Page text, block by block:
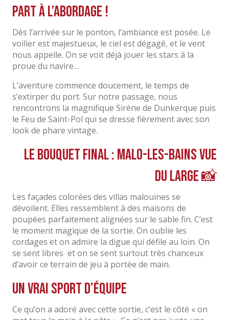
part à l’abordage !
Dès l’arrivée sur le ponton, l’ambiance est posée. Le
voilier est majestueux, le ciel est dégagé, et le vent
nous appelle. On se voit déjà jouer les stars à la
proue du navire…
L’aventure commence doucement, le temps de
s’extirper du port. Sur notre passage, nous
rencontrons la magnifique Sirène de Dunkerque puis
le Feu de Saint-Pol qui se dresse fièrement avec son
look de phare vintage.
Le bouquet final : Malo-les-Bains vue
du large 📸
Les façades colorées des villas malouines se
dévoilent. Elles ressemblent à des maisons de
poupées parfaitement alignées sur le sable fin. C’est
le moment magique de la sortie. On oublie les
cordages et on admire la digue qui défile au loin. On
se sent libres et on se sent surtout très chanceux
d’avoir ce terrain de jeu à portée de main.
Un vrai sport d’équipe
Ce qu’on a adoré avec cette sortie, c’est le côté « on